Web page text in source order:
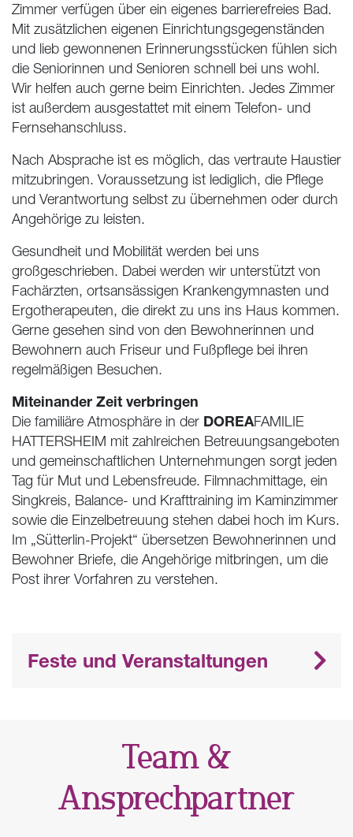
Zimmer verfügen über ein eigenes barrierefreies Bad.
Mit zusätzlichen eigenen Einrichtungsgegenständen
und lieb gewonnenen Erinnerungsstücken fühlen sich
die Seniorinnen und Senioren schnell bei uns wohl.
Wir helfen auch gerne beim Einrichten. Jedes Zimmer
ist außerdem ausgestattet mit einem Telefon- und
Fernsehanschluss.
Nach Absprache ist es möglich, das vertraute Haustier
mitzubringen. Voraussetzung ist lediglich, die Pflege
und Verantwortung selbst zu übernehmen oder durch
Angehörige zu leisten.
Gesundheit und Mobilität werden bei uns
großgeschrieben. Dabei werden wir unterstützt von
Fachärzten, ortsansässigen Krankengymnasten und
Ergotherapeuten, die direkt zu uns ins Haus kommen.
Gerne gesehen sind von den Bewohnerinnen und
Bewohnern auch Friseur und Fußpflege bei ihren
regelmäßigen Besuchen.
Miteinander Zeit verbringen
Die familiäre Atmosphäre in der DOREAFAMILIE
HATTERSHEIM mit zahlreichen Betreuungsangeboten
und gemeinschaftlichen Unternehmungen sorgt jeden
Tag für Mut und Lebensfreude. Filmnachmittage, ein
Singkreis, Balance- und Krafttraining im Kaminzimmer
sowie die Einzelbetreuung stehen dabei hoch im Kurs.
Im „Sütterlin-Projekt“ übersetzen Bewohnerinnen und
Bewohner Briefe, die Angehörige mitbringen, um die
Post ihrer Vorfahren zu verstehen.
Feste und Veranstaltungen
Team &
Ansprechpartner